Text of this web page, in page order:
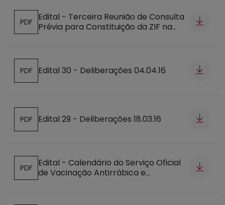
Abre num novo separador
PDF
Edital - Terceira Reunião de Consulta
Prévia para Constituição da ZIF na
Abre num novo separador
PDF Edital 30 - Deliberações 04.04.16
Abre num novo separador
PDF Edital 29 - Deliberações 18.03.16
Abre num novo separador
PDF
Edital - Calendário do Serviço Oficial
de Vacinação Antirrábica e